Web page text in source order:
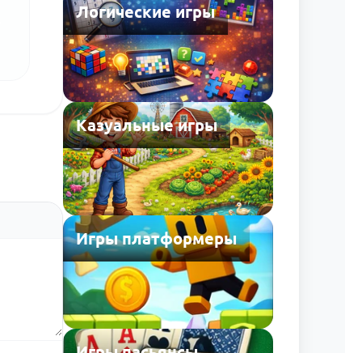
Логические игры
Казуальные игры
Игры платформеры